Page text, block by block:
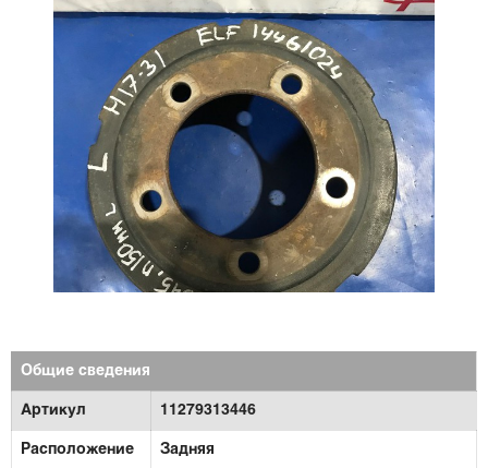
Общие сведения
Артикул 11279313446
Расположение Задняя